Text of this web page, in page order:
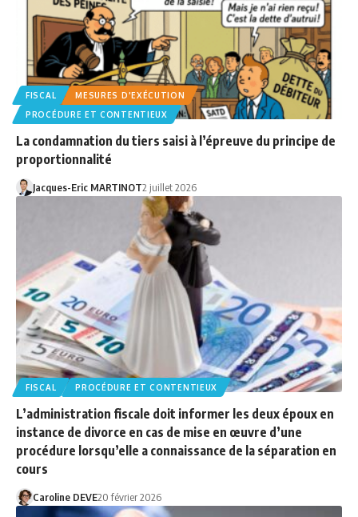
FISCAL
MESURES D'EXÉCUTION
PROCÉDURE ET CONTENTIEUX
La condamnation du tiers saisi à l’épreuve du principe de
proportionnalité
Jacques-Eric MARTINOT2 juillet 2026
FISCAL PROCÉDURE ET CONTENTIEUX
L’administration fiscale doit informer les deux époux en
instance de divorce en cas de mise en œuvre d’une
procédure lorsqu’elle a connaissance de la séparation en
cours
Caroline DEVE20 février 2026